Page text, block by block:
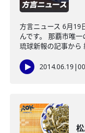
方言ニュース 6月
んです。 那覇市唯
琉球新報の記事から
2014.06.19 |